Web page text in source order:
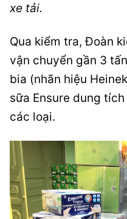
xe tải.
Qua kiểm tra, Đoàn
vận chuyển gần 3
bia (nhãn hiệu
sữa Ensure dung
các loại.